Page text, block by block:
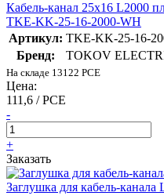
Кабель-канал 25х16 L2000
TKE-KK-25-16-2000-WH
Артикул: TKE-KK-25-16-
Бренд:
TOKOV
На складе 13122 PCE
Цена:
111,6 / PCE
-
+
Заказать
Заглушка для кабель-